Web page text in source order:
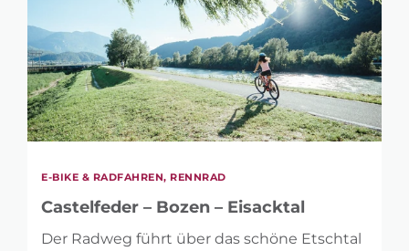
E-BIKE & RADFAHREN, RENNRAD
Castelfeder – Bozen – Eisacktal
Der Radweg führt über das schöne Etschtal